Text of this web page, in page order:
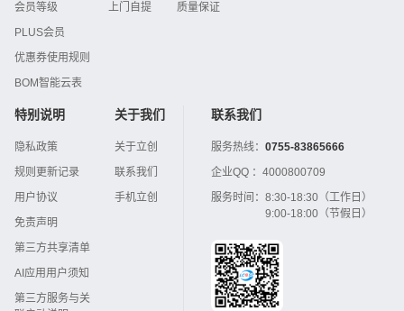
会员等级
PLUS会员
优惠券使用规则
BOM智能云表
上门自提
质量保证
特别说明
隐私政策
规则更新记录
用户协议
免责声明
第三方共享清单
AI应用用户须知
第三方服务与关
关于我们
关于立创
联系我们
手机立创
联系我们
服务热线： 0755-83865666
企业QQ ： 4000800709
服务时间： 8:30-18:30（工作日）
9:00-18:00（节假日）